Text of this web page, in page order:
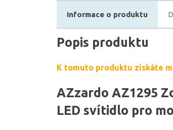
Informace o produktu
Popis produktu
K tomuto produktu získáte
AZzardo AZ1295
LED svítidlo pro